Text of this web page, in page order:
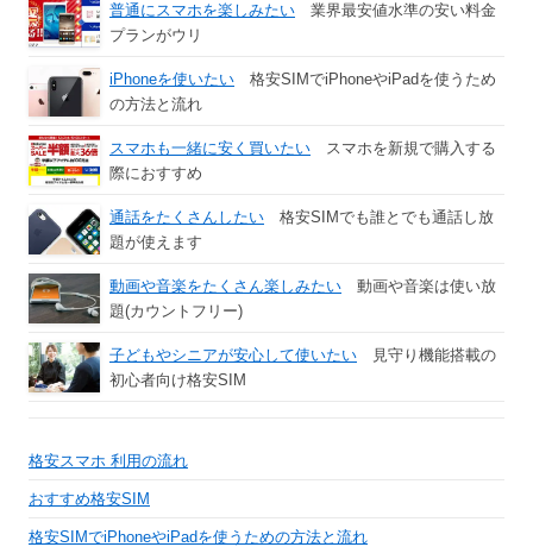
普通にスマホを楽しみたい 業界最安値水準の安い料金
プランがウリ
iPhoneを使いたい 格安SIMでiPhoneやiPadを使うため
の方法と流れ
スマホも一緒に安く買いたい スマホを新規で購入する
際におすすめ
通話をたくさんしたい 格安SIMでも誰とでも通話し放
題が使えます
動画や音楽をたくさん楽しみたい 動画や音楽は使い放
題(カウントフリー)
子どもやシニアが安心して使いたい 見守り機能搭載の
初心者向け格安SIM
格安スマホ 利用の流れ
おすすめ格安SIM
格安SIMでiPhoneやiPadを使うための方法と流れ